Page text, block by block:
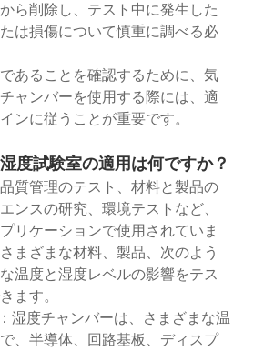
ら削除し、テスト中に発生した
は損傷について慎重に調べる必
あることを確認するために、気
ャンバーを使用する際には、適
ンに従うことが重要です。
度試験室の適用は何ですか？
質管理のテスト、材料と製品の
ンスの研究、環境テストなど、
リケーションで使用されていま
まざまな材料、製品、次のよう
温度と湿度レベルの影響をテス
ます。
湿度チャンバーは、さまざまな温
、半導体、回路基板、ディスプ